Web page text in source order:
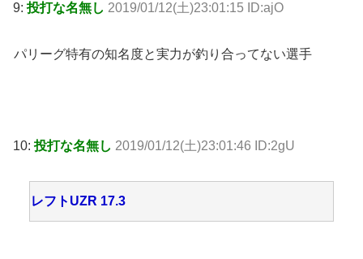
9:投打な名無し 2019/01/12(土)23:01:15 ID:ajO
パリーグ特有の知名度と実力が釣り合ってない選手
10:投打な名無し 2019/01/12(土)23:01:46 ID:2gU
レフトUZR 17.3